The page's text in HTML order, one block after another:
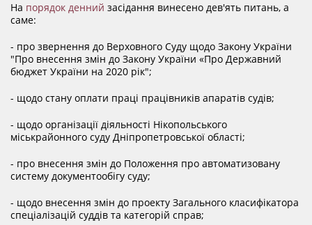
НОРМАТИВНІ ДОКУМЕНТИ
МІЖНАРОДНІ СТАНДАРТИ
СОЦІОЛОГІЧНІ ОПИТУВАННЯ
СИСТЕМА ОЦІНЮВАННЯ
На порядок денний засідання винесено дев'ять питань, а
саме:
- про звернення до Верховного Суду щодо Закону України
"Про внесення змін до Закону України «Про Державний
бюджет України на 2020 рік";
- щодо стану оплати праці працівників апаратів судів;
- щодо організації діяльності Нікопольського
міськрайонного суду Дніпропетровської області;
- про внесення змін до Положення про автоматизовану
систему документообігу суду;
- щодо внесення змін до проекту Загального класифікатора
спеціалізацій суддів та категорій справ;